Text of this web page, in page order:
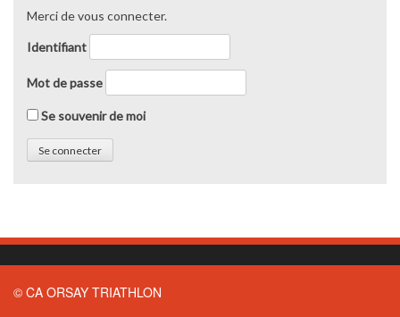
Merci de vous connecter.
Identifiant
Mot de passe
Se souvenir de moi
© CA ORSAY TRIATHLON